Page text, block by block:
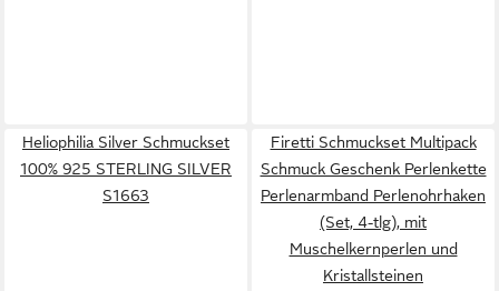
Heliophilia Silver Schmuckset
100% 925 STERLING SILVER
S1663
Firetti Schmuckset Multipack
Schmuck Geschenk Perlenkette
Perlenarmband Perlenohrhaken
(Set, 4-tlg), mit
Muschelkernperlen und
Kristallsteinen